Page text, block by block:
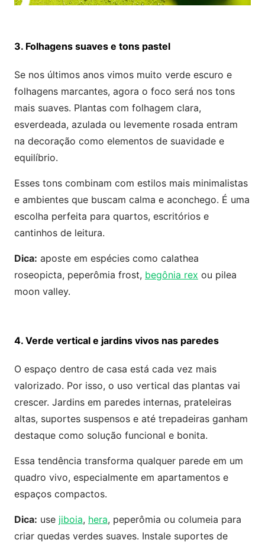
3. Folhagens suaves e tons pastel
Se nos últimos anos vimos muito verde escuro e
folhagens marcantes, agora o foco será nos tons
mais suaves. Plantas com folhagem clara,
esverdeada, azulada ou levemente rosada entram
na decoração como elementos de suavidade e
equilíbrio.
Esses tons combinam com estilos mais minimalistas
e ambientes que buscam calma e aconchego. É uma
escolha perfeita para quartos, escritórios e
cantinhos de leitura.
Dica: aposte em espécies como calathea
roseopicta, peperômia frost, begônia rex ou pilea
moon valley.
4. Verde vertical e jardins vivos nas paredes
O espaço dentro de casa está cada vez mais
valorizado. Por isso, o uso vertical das plantas vai
crescer. Jardins em paredes internas, prateleiras
altas, suportes suspensos e até trepadeiras ganham
destaque como solução funcional e bonita.
Essa tendência transforma qualquer parede em um
quadro vivo, especialmente em apartamentos e
espaços compactos.
Dica: use jiboia, hera, peperômia ou columeia para
criar quedas verdes suaves. Instale suportes de